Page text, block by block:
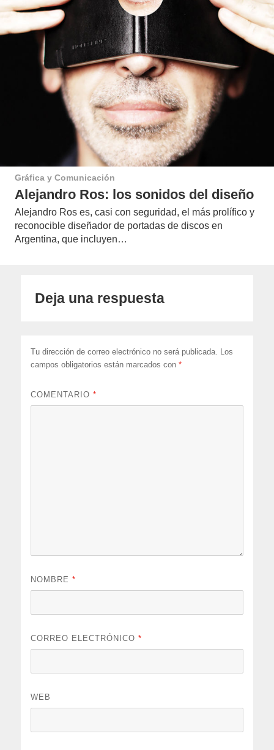
Gráfica y Comunicación
Alejandro Ros: los sonidos del diseño
Alejandro Ros es, casi con seguridad, el más prolífico y
reconocible diseñador de portadas de discos en
Argentina, que incluyen…
Deja una respuesta
Tu dirección de correo electrónico no será publicada. Los
campos obligatorios están marcados con*
COMENTARIO*
NOMBRE*
CORREO ELECTRÓNICO*
WEB